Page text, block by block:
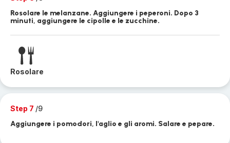
Rosolare le melanzane. Aggiungere i peperoni. Dopo 3
minuti, aggiungere le cipolle e le zucchine.
Rosolare
Step 7 /9
Aggiungere i pomodori, l'aglio e gli aromi. Salare e pepare.